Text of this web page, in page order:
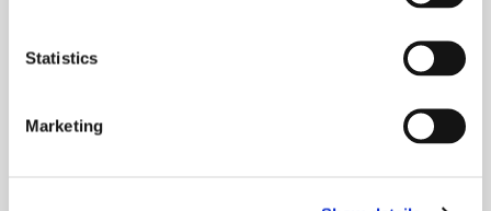
Statistics
Marketing
Pro porque la alta ocupación depende de la